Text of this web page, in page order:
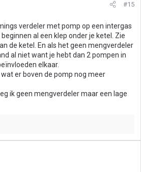
#15
verdeler met pomp op een intergas
al een klep onder je ketel. Zie
de ketel. En als het geen mengverdeler
al niet want je hebt dan 2 pompen in
elkaar.
er boven de pomp nog meer
ik geen mengverdeler maar een lage